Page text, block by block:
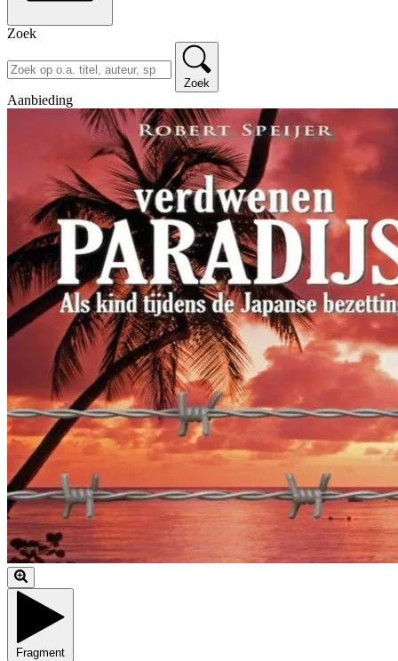
Zoek
Zoek
Aanbieding
Fragment